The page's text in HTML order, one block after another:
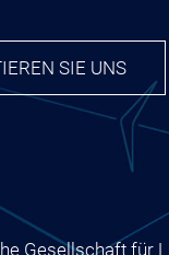
SIE UNS
Gesellschaft für